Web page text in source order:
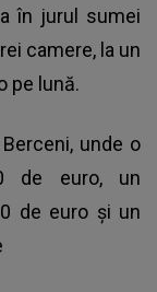
în jurul sumei
camere, la un
pe lună.
unde o
de euro, un
de euro şi un